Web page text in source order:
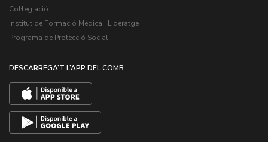
Col·legiació
Institut de Formació Mèdica i Lideratge
Programa de Protecció Social
DESCARREGA’T L’APP DEL COMB